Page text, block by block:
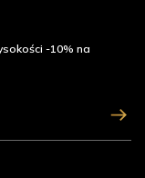
-10% na